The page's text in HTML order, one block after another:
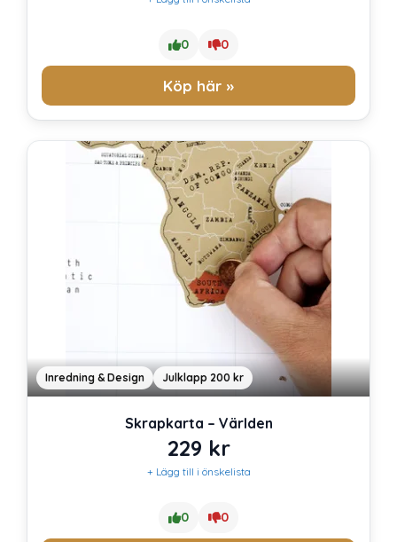
0 0
Köp här »
Inredning & Design Julklapp 200 kr
Skrapkarta – Världen
229 kr
+ Lägg till i önskelista
0 0